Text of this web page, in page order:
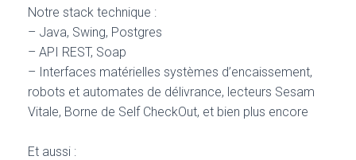
Notre stack technique :
– Java, Swing, Postgres
– API REST, Soap
– Interfaces matérielles systèmes d’encaissement,
robots et automates de délivrance, lecteurs Sesam
Vitale, Borne de Self CheckOut, et bien plus encore
Et aussi :